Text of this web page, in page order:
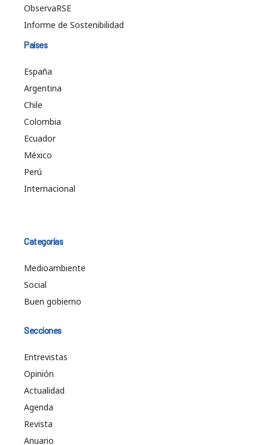
ObservaRSE
Informe de Sostenibilidad
Países
España
Argentina
Chile
Colombia
Ecuador
México
Perú
Internacional
Categorías
Medioambiente
Social
Buen gobierno
Secciones
Entrevistas
Opinión
Actualidad
Agenda
Revista
Anuario